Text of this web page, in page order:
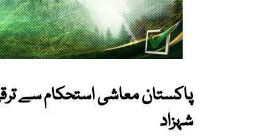
پاکستان معاشی استحکام سے
شہزاد